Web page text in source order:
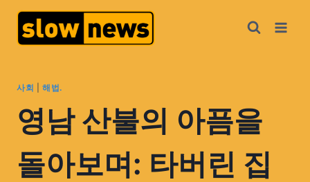
사회 해법.
영남 산불의 아픔을
돌아보며: 타버린 집